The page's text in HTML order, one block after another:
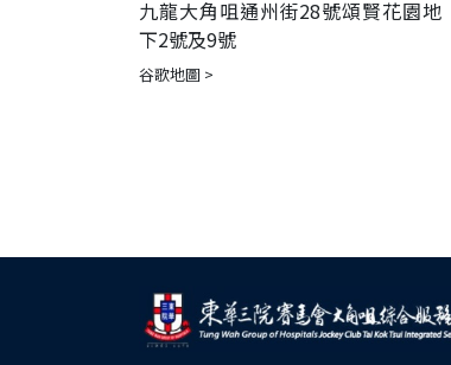
九龍大角咀通州街28號頌賢花園地
下2號及9號
谷歌地圖 >